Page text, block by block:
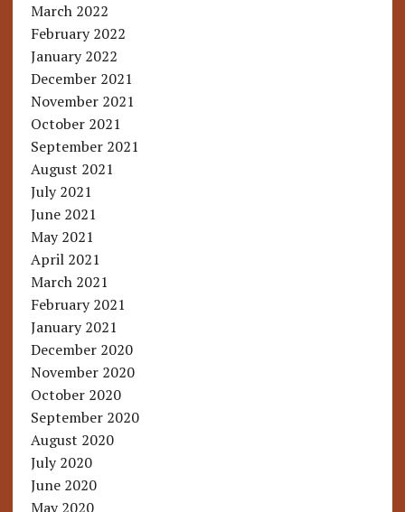
March 2022
February 2022
January 2022
December 2021
November 2021
October 2021
September 2021
August 2021
July 2021
June 2021
May 2021
April 2021
March 2021
February 2021
January 2021
December 2020
November 2020
October 2020
September 2020
August 2020
July 2020
June 2020
May 2020